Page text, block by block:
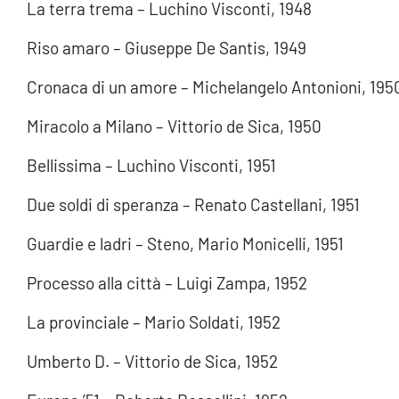
La terra trema – Luchino Visconti, 1948
Riso amaro – Giuseppe De Santis, 1949
Cronaca di un amore – Michelangelo Antonioni,
Miracolo a Milano – Vittorio de Sica, 1950
Bellissima – Luchino Visconti, 1951
Due soldi di speranza – Renato Castellani, 1951
Guardie e ladri – Steno, Mario Monicelli, 1951
Processo alla città – Luigi Zampa, 1952
La provinciale – Mario Soldati, 1952
Umberto D. – Vittorio de Sica, 1952